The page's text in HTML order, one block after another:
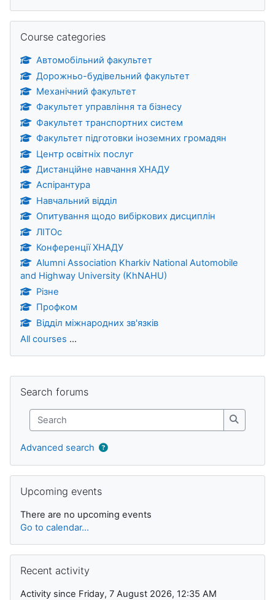
Course categories
Автомобільний факультет
Дорожньо-будівельний факультет
Механічний факультет
Факультет управління та бізнесу
Факультет транспортних систем
Факультет підготовки іноземних громадян
Центр освітніх послуг
Дистанційне навчання ХНАДУ
Аспірантура
Навчальний відділ
Опитування щодо вибіркових дисциплін
ЛІТОс
Конференції ХНАДУ
Alumni Association Kharkiv National Automobile
and Highway University (KhNAHU)
Різне
Профком
Відділ міжнародних зв'язків
All courses ...
Blocks
Search forums
Search
Search
Advanced search
Upcoming events
There are no upcoming events
Go to calendar...
Recent activity
Activity since Friday, 7 August 2026, 12:35 AM